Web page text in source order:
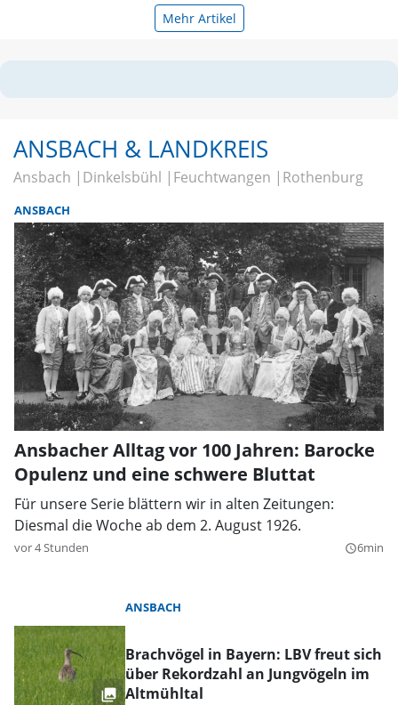
Mehr Artikel
ANSBACH & LANDKREIS
Ansbach Dinkelsbühl Feuchtwangen Rothenburg
ANSBACH
Ansbacher Alltag vor 100 Jahren: Barocke
Opulenz und eine schwere Bluttat
Für unsere Serie blättern wir in alten Zeitungen:
Diesmal die Woche ab dem 2. August 1926.
vor 4 Stunden query_builder6min
ANSBACH
Brachvögel in Bayern: LBV freut sich
über Rekordzahl an Jungvögeln im
Altmühltal